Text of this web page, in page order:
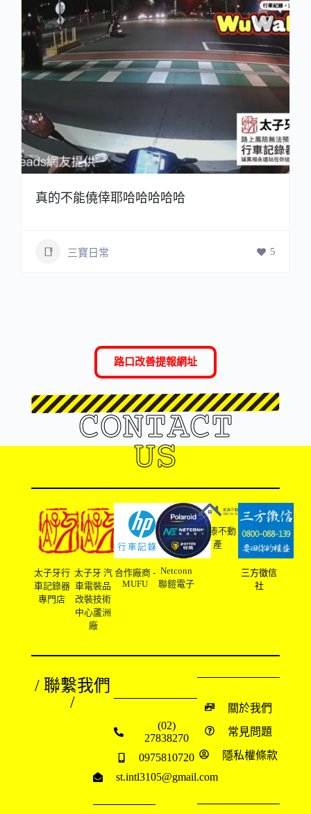
真的不能僥倖耶哈哈哈哈哈
三寶日常 5
路口改善提報網址
CONTACT
US
太子牙行
車記錄器
專門店
太子牙 汽
車電裝品
改裝技術
中心蘆洲
廠
合作廠商 -
MUFU
Netconn
聯鎧電子
友溙不動
產
三方徵信
社
/ 聯繫我們
/
(02)
27838270
0975810720
st.intl3105@gmail.com
關於我們
常見問題
隱私權條款